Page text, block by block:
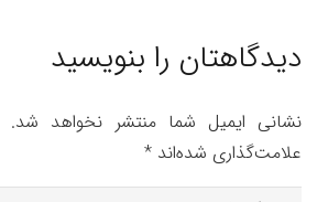
دیدگاهتان را بنویسید
نشانی ایمیل شما منتشر نخواهد شد.
علامت‌گذاری شده‌اند *